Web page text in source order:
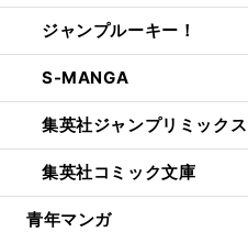
ジャンプルーキー！
S-MANGA
集英社ジャンプリミックス
集英社コミック文庫
青年マンガ